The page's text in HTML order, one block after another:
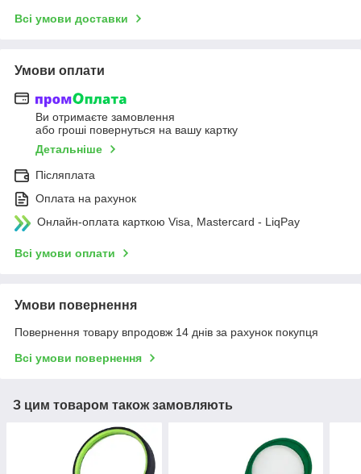
Всі умови доставки
Умови оплати
Ви отримаєте замовлення
або гроші повернуться на вашу картку
Детальніше
Післяплата
Оплата на рахунок
Онлайн-оплата карткою Visa, Mastercard - LiqPay
Всі умови оплати
Умови повернення
Повернення товару впродовж 14 днів за рахунок покупця
Всі умови повернення
З цим товаром також замовляють